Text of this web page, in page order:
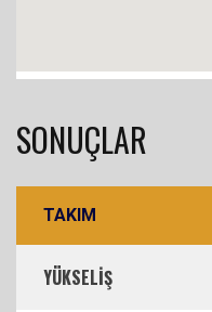
SONUÇLAR
TAKIM
YÜKSELİŞ